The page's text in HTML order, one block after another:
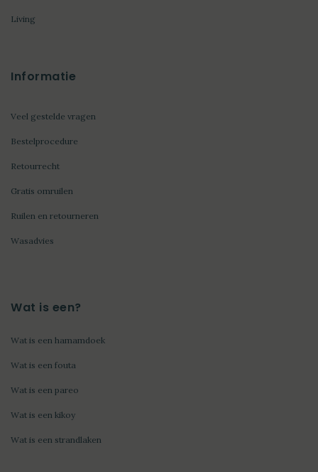
Living
Informatie
Veel gestelde vragen
Bestelprocedure
Retourrecht
Gratis omruilen
Ruilen en retourneren
Wasadvies
Wat is een?
Wat is een hamamdoek
Wat is een fouta
Wat is een pareo
Wat is een kikoy
Wat is een strandlaken